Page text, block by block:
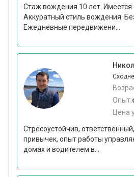
Стаж вождения 10 лет. Имеется
Аккуратный стиль вождения.
Ежедневные передвижени...
Опыт:
Цена
Стресоустойчив,
привычек, опыт работы
домах и водителем в...